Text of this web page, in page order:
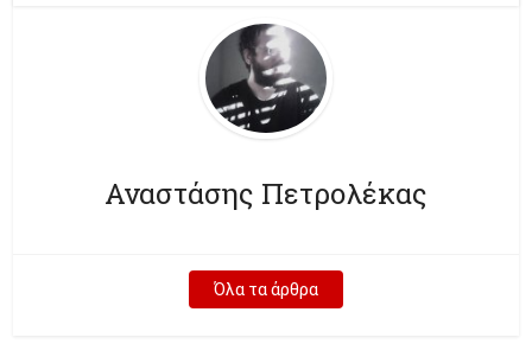
Αναστάσης Πετρολέκας
Όλα τα άρθρα